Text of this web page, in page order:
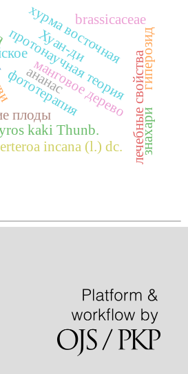
фототерапия
Хуан-ди
протонаучная теория
плоды лечебные свойства
kaki Тhunb.
хурма восточная
манговое дерево
ананас гиперозид
brassicaceae
incana (l.) dc. знахари